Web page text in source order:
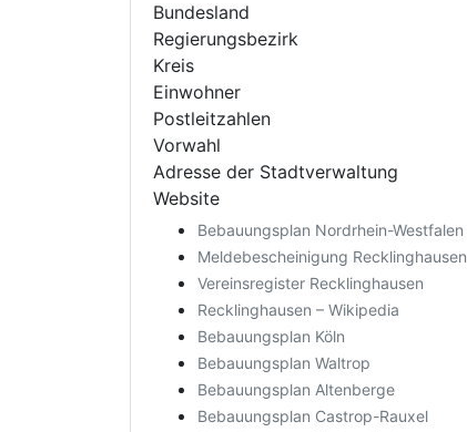
Bundesland
Regierungsbezirk
Kreis
Einwohner
Postleitzahlen
Vorwahl
Adresse der Stadtverwaltung
Website
Bebauungsplan Nordrhein-Westfalen
Meldebescheinigung Recklinghausen
Vereinsregister Recklinghausen
Recklinghausen – Wikipedia
Bebauungsplan Köln
Bebauungsplan Waltrop
Bebauungsplan Altenberge
Bebauungsplan Castrop-Rauxel